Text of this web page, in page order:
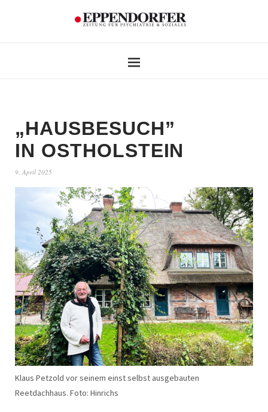
„HAUSBESUCH”
IN OSTHOLSTEIN
9. April 2025
Klaus Petzold vor seinem einst selbst ausgebauten
Reetdachhaus. Foto: Hinrichs